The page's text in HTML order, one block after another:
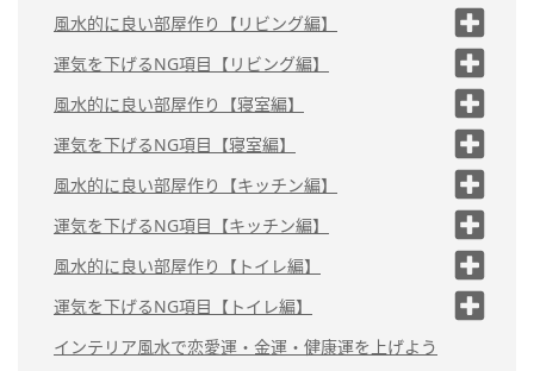
（2）観葉植物や生花を飾る
（3）良い香りを漂わせる
（4）たたきに出しておく靴は1人1足まで
にする
（5）鏡は玄関を入って右側か左側に置く
死を連想させるアイテムを
置く
家族写真を置く
風水的に良い部屋作り【リビング編】
（1）座り心地の良いソファを置
く
（2）中央にラグマットを敷く
（3）鏡は太陽の方向を向かせて
置く
（4）家族写真を飾る
ける
運気を下げるNG項目【リビング編】
黒いカラーのテーブルやソファを
置く
不必要な雑貨を置いておく
風水的に良い部屋作り【寝室編】
（1）枕の向きは「北枕」がおすすめ
（2）ベッドサイドに観葉植物や花を
置く
（3）良い香りを漂わせる
（4）シンプルなシーツ、枕カバーを
選ぶ
（5）電磁波を発するものを置かない
運気を下げるNG項目【寝室編】
（1）扉の真正面に枕の向きが
来る
（2）寝姿が写る場所に鏡を置
く
風水的に良い部屋作り【キッチン編】
（1）常に清潔を保つ
（2）使わない鍋や料理道具はしまって
おく
（3）フタ付きのごみ箱を置く
（4）キッチンマットを敷く
運気を下げるNG項目【キッチン編】
赤いキッチンアイテムを使う
冷蔵庫の上に電子レンジを置いて
いる
風水的に良い部屋作り【トイレ編】
（1）トイレマットを敷く
（2）スリッパを置く
運気を下げるNG項目【トイレ編】
掃除道具が丸見えになって
いる
インテリア風水で恋愛運・金運・健康運を上げよう